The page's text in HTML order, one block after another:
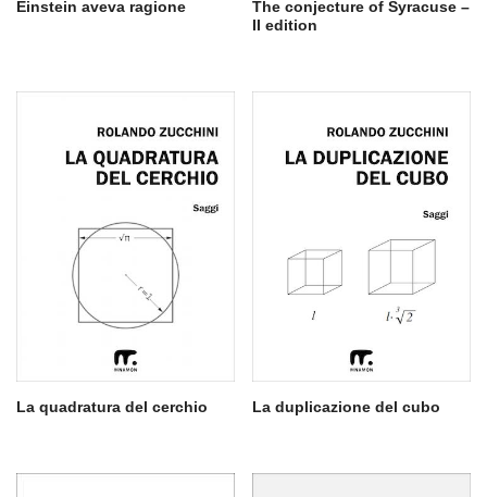
Einstein aveva ragione
The conjecture of Syracuse –
II edition
La quadratura del cerchio La duplicazione del cubo